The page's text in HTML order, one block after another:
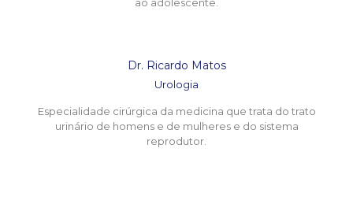
Dr. Ricardo Matos
Urologia
Especialidade cirúrgica da medicina que trata do trato
urinário de homens e de mulheres e do sistema
reprodutor.